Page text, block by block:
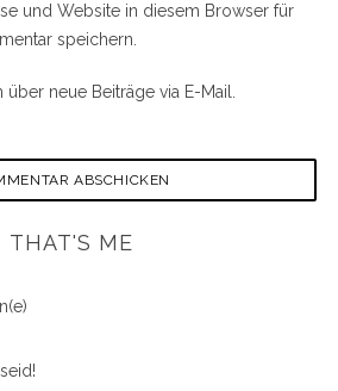
und Website in diesem Browser für
speichern.
neue Beiträge via E-Mail.
THAT'S ME